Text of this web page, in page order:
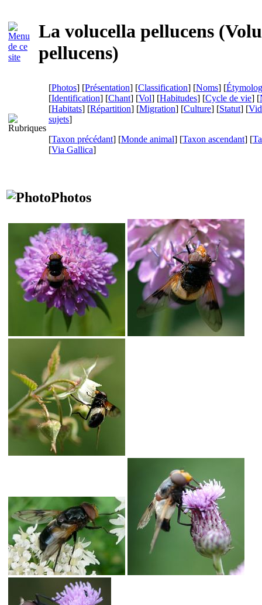
La volucella pellucens (
pellucens)
[Photos] [Présentation] [Classification] [Noms] [
[Identification] [Chant] [Vol] [Habitudes] [Cycle de vie] [
[Habitats] [Répartition] [Migration] [Culture] [Statut] [
sujets]
[Taxon précédant] [Monde animal] [Taxon ascendant] [
[Via Gallica]
Photos